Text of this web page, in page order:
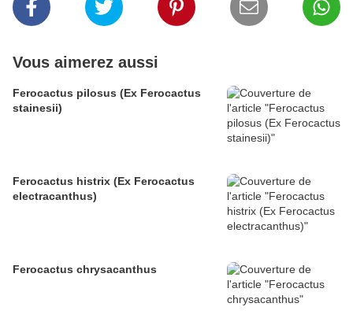
Vous aimerez aussi
Ferocactus pilosus (Ex Ferocactus
stainesii)
Ferocactus histrix (Ex Ferocactus
electracanthus)
Ferocactus chrysacanthus